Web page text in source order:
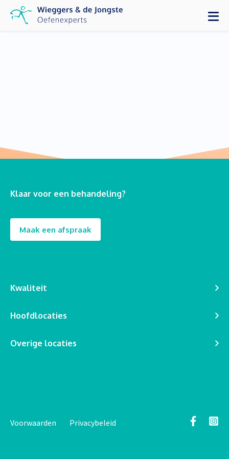
Klaar voor een behandeling?
Maak een afspraak
Kwaliteit
Hoofdlocaties
Overige locaties
Voorwaarden Privacybeleid